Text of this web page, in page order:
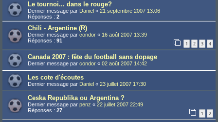
Le tournoi... dans le rouge?
Dernier message par Daniel « 21 septembre 2007 13:06
Réponses : 2
Chili - Argentine (R)
Dernier message par condor « 16 août 2007 13:39
Réponses : 91 1 2 3 4
Canada 2007 : fête du football sans dopage
Dernier message par condor « 02 août 2007 14:42
Les cote d'écoutes
Dernier message par Daniel « 23 juillet 2007 17:30
Ceska Republika ou Argentina ?
Dernier message par penz « 22 juillet 2007 22:49
Réponses : 27 1 2